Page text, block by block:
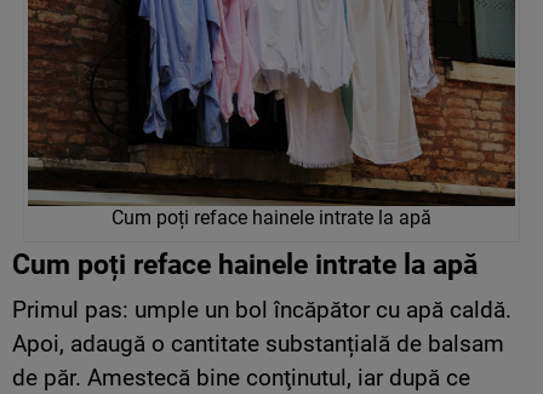
Cum poți reface hainele intrate la apă
Cum poți reface hainele intrate la apă
Primul pas: umple un bol încăpător cu apă caldă.
Apoi, adaugă o cantitate substanțială de balsam
de păr. Amestecă bine conţinutul, iar după ce